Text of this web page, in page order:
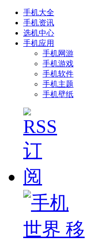
手机大全
手机资讯
选机中心
手机应用
手机网游
手机游戏
手机软件
手机主题
手机壁纸